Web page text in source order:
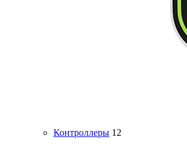
Контроллеры 12